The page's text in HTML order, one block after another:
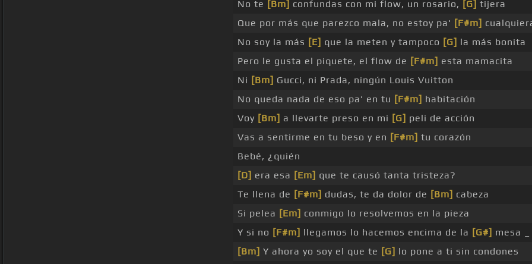
No te [Bm] confundas con mi flow, un rosario, [G] tijera
Que por más que parezco mala, no estoy pa' [F#m]
No soy la más [E] que la meten y tampoco [G] la más bonita
Pero le gusta el piquete, el flow de [F#m] esta mamacita
Ni [Bm] Gucci, ni Prada, ningún Louis Vuitton
No queda nada de eso pa' en tu [F#m] habitación
Voy [Bm] a llevarte preso en mi [G] peli de acción
Vas a sentirme en tu beso y en [F#m] tu corazón
Bebé, ¿quién
[D] era esa [Em] que te causó tanta tristeza?
Te llena de [F#m] dudas, te da dolor de [Bm] cabeza
Si pelea [Em] conmigo lo resolvemos en la pieza
Y si no [F#m] llegamos lo hacemos encima de la [G#] mesa _
[Bm] Y ahora yo soy el que te [G] lo pone a ti sin condones